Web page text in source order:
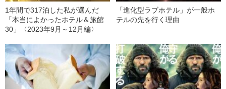
1年間で317泊した私が選んだ
「本当によかったホテル＆旅館
30」〈2023年9月～12月編〉
「進化型ラブホテル」が一般ホ
テルの先を行く理由